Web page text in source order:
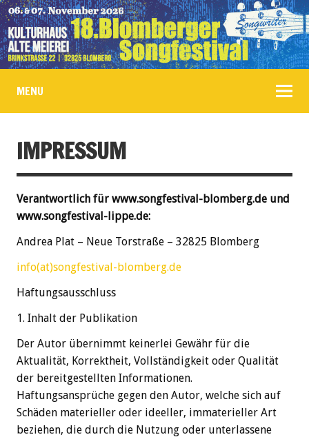
MENU
IMPRESSUM
Verantwortlich für www.songfestival-blomberg.de und
www.songfestival-lippe.de:
Andrea Plat – Neue Torstraße – 32825 Blomberg
info(at)songfestival-blomberg.de
Haftungsausschluss
1. Inhalt der Publikation
Der Autor übernimmt keinerlei Gewähr für die
Aktualität, Korrektheit, Vollständigkeit oder Qualität
der bereitgestellten Informationen.
Haftungsansprüche gegen den Autor, welche sich auf
Schäden materieller oder ideeller, immaterieller Art
beziehen, die durch die Nutzung oder unterlassene